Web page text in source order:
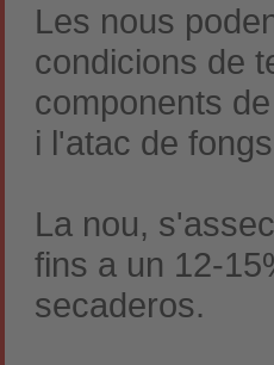
Les nous
condicions de
components
i l'atac de
La nou,
fins a un 12-
secaderos.